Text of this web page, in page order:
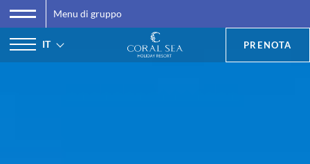
Menu di gruppo
IT PRENOTA